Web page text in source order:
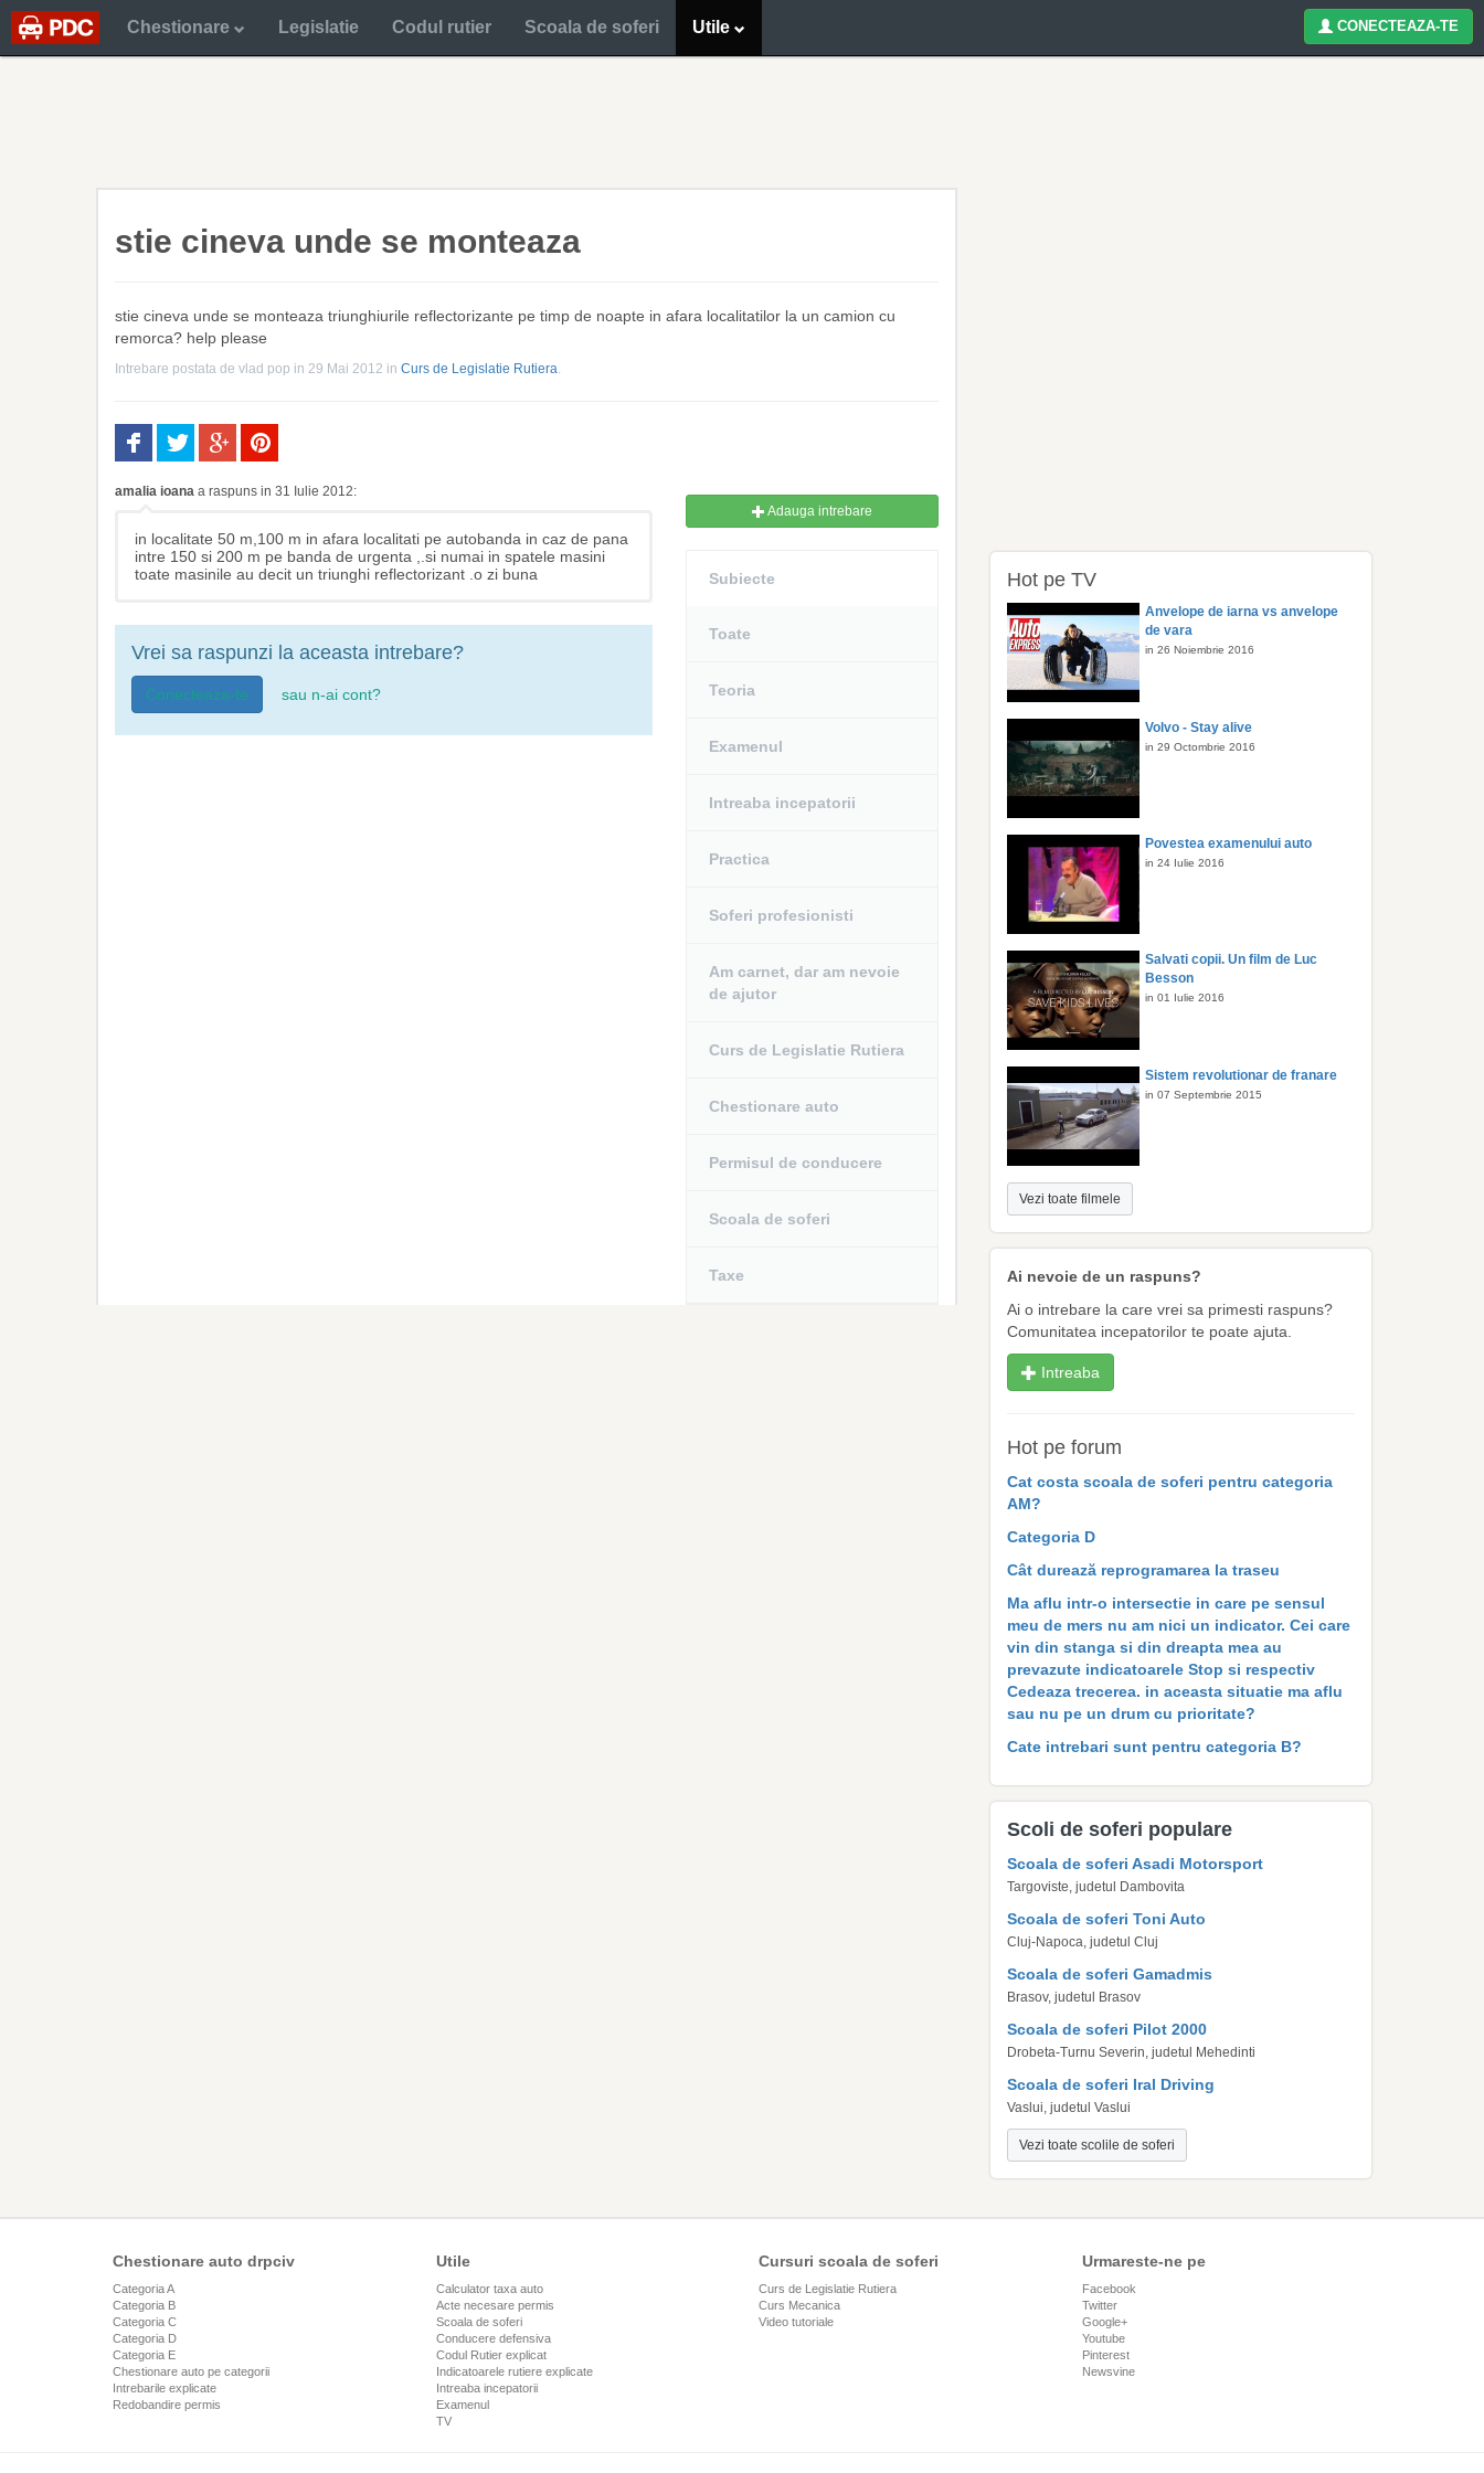
Chestionare Legislatie Codul rutier Scoala de soferi Utile CONECTEAZA-TE
stie cineva unde se monteaza
stie cineva unde se monteaza triunghiurile reflectorizante pe timp de noapte in afara localitatilor la un camion cu
remorca? help please
Intrebare postata de vlad pop in 29 Mai 2012 in Curs de Legislatie Rutiera.
amalia ioana a raspuns in 31 Iulie 2012:
in localitate 50 m,100 m in afara localitati pe autobanda in caz de pana
intre 150 si 200 m pe banda de urgenta ,.si numai in spatele masini
toate masinile au decit un triunghi reflectorizant .o zi buna
Vrei sa raspunzi la aceasta intrebare?
Conecteaza-te sau n-ai cont?
Adauga intrebare
Subiecte
Toate
Teoria
Examenul
Intreaba incepatorii
Practica
Soferi profesionisti
Am carnet, dar am nevoie
de ajutor
Curs de Legislatie Rutiera
Chestionare auto
Permisul de conducere
Scoala de soferi
Taxe
Hot pe TV
Anvelope de iarna vs anvelope
de vara
in 26 Noiembrie 2016
Volvo - Stay alive
in 29 Octombrie 2016
Povestea examenului auto
in 24 Iulie 2016
Salvati copii. Un film de Luc
Besson
in 01 Iulie 2016
Sistem revolutionar de franare
in 07 Septembrie 2015
Vezi toate filmele
Ai nevoie de un raspuns?
Ai o intrebare la care vrei sa primesti raspuns?
Comunitatea incepatorilor te poate ajuta.
Intreaba
Hot pe forum
Cat costa scoala de soferi pentru categoria
AM?
Categoria D
Cât durează reprogramarea la traseu
Ma aflu intr-o intersectie in care pe sensul
meu de mers nu am nici un indicator. Cei care
vin din stanga si din dreapta mea au
prevazute indicatoarele Stop si respectiv
Cedeaza trecerea. in aceasta situatie ma aflu
sau nu pe un drum cu prioritate?
Cate intrebari sunt pentru categoria B?
Scoli de soferi populare
Scoala de soferi Asadi Motorsport
Targoviste, judetul Dambovita
Scoala de soferi Toni Auto
Cluj-Napoca, judetul Cluj
Scoala de soferi Gamadmis
Brasov, judetul Brasov
Scoala de soferi Pilot 2000
Drobeta-Turnu Severin, judetul Mehedinti
Scoala de soferi Iral Driving
Vaslui, judetul Vaslui
Vezi toate scolile de soferi
Chestionare auto drpciv
Categoria A
Categoria B
Categoria C
Categoria D
Categoria E
Chestionare auto pe categorii
Intrebarile explicate
Redobandire permis
Utile
Calculator taxa auto
Acte necesare permis
Scoala de soferi
Conducere defensiva
Codul Rutier explicat
Indicatoarele rutiere explicate
Intreaba incepatorii
Examenul
TV
Cursuri scoala de soferi
Curs de Legislatie Rutiera
Curs Mecanica
Video tutoriale
Urmareste-ne pe
Facebook
Twitter
Google+
Youtube
Pinterest
Newsvine